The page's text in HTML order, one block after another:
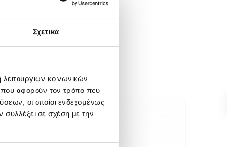
Σχετικά
κοινωνικών
που αφορούν τον τρόπο που
οι οποίοι ενδεχομένως
συλλέξει σε σχέση με την
SALE!